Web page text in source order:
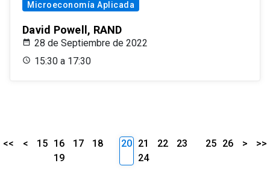
Microeconomía Aplicada
David Powell, RAND
28 de Septiembre de 2022
15:30 a 17:30
<< < 15 16 17
18
19
20 21 22
23
24
25 26 > >>